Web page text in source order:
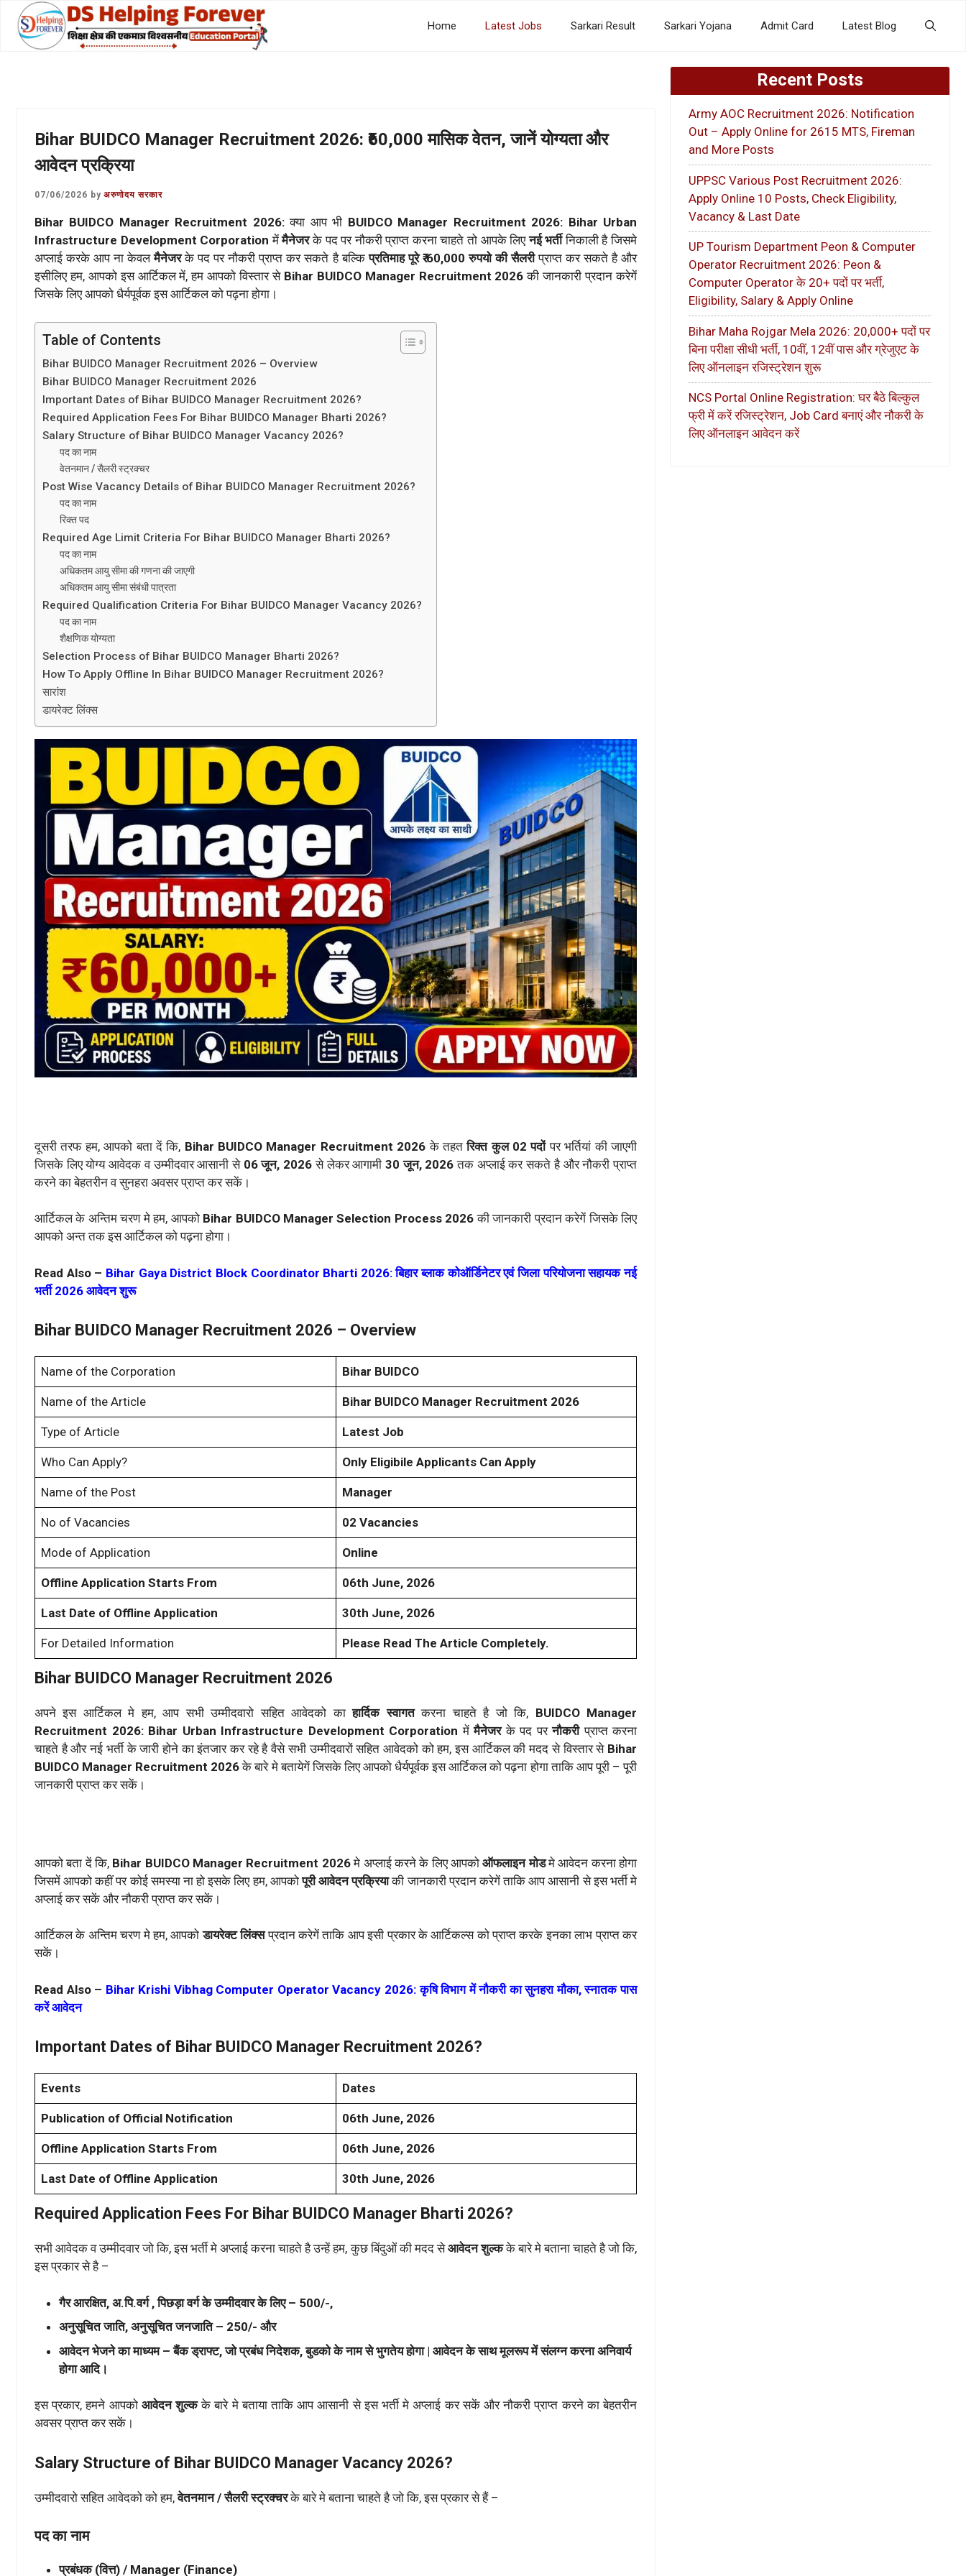
content
Home Latest Jobs Sarkari Result Sarkari Yojana Admit Card Latest Blog
Bihar BUIDCO Manager Recruitment 2026: ₹60,000 मासिक वेतन, जानें योग्यता और
आवेदन प्रक्रिया
07/06/2026 byअरुणोदय सरकार
Bihar BUIDCO Manager Recruitment 2026:क्या आप भी BUIDCO Manager Recruitment 2026: Bihar Urban
Infrastructure Development Corporationमेंमैनेजरके पद पर नौकरी प्राप्त करना चाहते तो आपके लिएनई भर्तीनिकाली है जिसमे
अप्लाई करके आप ना केवलमैनेजरके पद पर नौकरी प्राप्त कर सकते है बल्किप्रतिमाह पूरे ₹ 60,000 रुपयो की सैलरीप्राप्त कर सकते है और
इसीलिए हम, आपको इस आर्टिकल में, हम आपको विस्तार से Bihar BUIDCO Manager Recruitment 2026की जानकारी प्रदान करेगें
जिसके लिए आपको धैर्यपूर्वक इस आर्टिकल को पढ़ना होगा।
Table of Contents
Bihar BUIDCO Manager Recruitment 2026 – Overview
Bihar BUIDCO Manager Recruitment 2026
Important Dates of Bihar BUIDCO Manager Recruitment 2026?
Required Application Fees For Bihar BUIDCO Manager Bharti 2026?
Salary Structure of Bihar BUIDCO Manager Vacancy 2026?
पद का नाम
वेतनमान / सैलरी स्ट्रक्चर
Post Wise Vacancy Details of Bihar BUIDCO Manager Recruitment 2026?
पद का नाम
रिक्त पद
Required Age Limit Criteria For Bihar BUIDCO Manager Bharti 2026?
पद का नाम
अधिकतम आयु सीमा की गणना की जाएगी
अधिकतम आयु सीमा संबंधी पात्रता
Required Qualification Criteria For Bihar BUIDCO Manager Vacancy 2026?
पद का नाम
शैक्षणिक योग्यता
Selection Process of Bihar BUIDCO Manager Bharti 2026?
How To Apply Offline In Bihar BUIDCO Manager Recruitment 2026?
सारांश
डायरेक्ट लिंक्स
दूसरी तरफ हम, आपको बता दें कि, Bihar BUIDCO Manager Recruitment 2026के तहतरिक्त कुल 02 पदोंपर भर्तियां की जाएगी
जिसके लिए योग्य आवेदक व उम्मीदवार आसानी से 06 जून, 2026से लेकर आगामी 30 जून, 2026तक अप्लाई कर सकते है और नौकरी प्राप्त
करने का बेहतरीन व सुनहरा अवसर प्राप्त कर सकें।
आर्टिकल के अन्तिम चरण मे हम, आपको Bihar BUIDCO Manager Selection Process 2026 की जानकारी प्रदान करेगें जिसके लिए
आपको अन्त तक इस आर्टिकल को पढ़ना होगा।
Read Also – Bihar Gaya District Block Coordinator Bharti 2026: बिहार ब्लाक कोऑर्डिनेटर एवं जिला परियोजना सहायक नई
भर्ती 2026 आवेदन शुरू
Bihar BUIDCO Manager Recruitment 2026 – Overview
Name of the Corporation Bihar BUIDCO
Name of the Article Bihar BUIDCO Manager Recruitment 2026
Type of Article Latest Job
Who Can Apply? Only Eligibile Applicants Can Apply
Name of the Post Manager
No of Vacancies 02 Vacancies
Mode of Application Online
Offline Application Starts From 06th June, 2026
Last Date of Offline Application 30th June, 2026
For Detailed Information Please Read The Article Completely.
Bihar BUIDCO Manager Recruitment 2026
अपने इस आर्टिकल मे हम, आप सभी उम्मीदवारो सहित आवेदको काहार्दिक स्वागतकरना चाहते है जो कि, BUIDCO Manager
Recruitment 2026: Bihar Urban Infrastructure Development Corporationमेंमैनेजरके पद परनौकरीप्राप्त करना
चाहते है और नई भर्ती के जारी होने का इंतजार कर रहे है वैसे सभी उम्मीदवारों सहित आवेदको को हम, इस आर्टिकल की मदद से विस्तार से Bihar
BUIDCO Manager Recruitment 2026के बारे मे बतायेगें जिसके लिए आपको धैर्यपूर्वक इस आर्टिकल को पढ़ना होगा ताकि आप पूरी – पूरी
जानकारी प्राप्त कर सकें।
आपको बता दें कि, Bihar BUIDCO Manager Recruitment 2026मे अप्लाई करने के लिए आपकोऑफलाइन मोडमे आवेदन करना होगा
जिसमें आपको कहीं पर कोई समस्या ना हो इसके लिए हम, आपकोपूरी आवेदन प्रक्रियाकी जानकारी प्रदान करेगें ताकि आप आसानी से इस भर्ती मे
अप्लाई कर सकें और नौकरी प्राप्त कर सकें।
आर्टिकल के अन्तिम चरण मे हम, आपको डायरेक्ट लिंक्सप्रदान करेगें ताकि आप इसी प्रकार के आर्टिकल्स को प्राप्त करके इनका लाभ प्राप्त कर
सकें।
Read Also – Bihar Krishi Vibhag Computer Operator Vacancy 2026: कृषि विभाग में नौकरी का सुनहरा मौका, स्नातक पास
करें आवेदन
Important Dates of Bihar BUIDCO Manager Recruitment 2026?
Events Dates
Publication of Official Notification 06th June, 2026
Offline Application Starts From 06th June, 2026
Last Date of Offline Application 30th June, 2026
Required Application Fees For Bihar BUIDCO Manager Bharti 2026?
सभी आवेदक व उम्मीदवार जो कि, इस भर्ती मे अप्लाई करना चाहते है उन्हें हम, कुछ बिंदुओं की मदद सेआवेदन शुल्कके बारे मे बताना चाहते है जो कि,
इस प्रकार से है –
गैर आरक्षित, अ.पि.वर्ग , पिछड़ा वर्ग के उम्मीदवार के लिए – 500/-,
अनुसूचित जाति, अनुसूचित जनजाति – 250/- और
आवेदन भेजने का माध्यम – बैंक ड्राफ्ट, जो प्रबंध निदेशक, बुडको के नाम से भुगतेय होगा | आवेदन के साथ मूलरूप में संलग्न करना अनिवार्य
होगा आदि।
इस प्रकार, हमने आपकोआवेदन शुल्कके बारे मे बताया ताकि आप आसानी से इस भर्ती मे अप्लाई कर सकें और नौकरी प्राप्त करने का बेहतरीन
अवसर प्राप्त कर सकें।
Salary Structure of Bihar BUIDCO Manager Vacancy 2026?
उम्मीदवारो सहित आवेदको को हम,वेतनमान / सैलरी स्ट्रक्चरके बारे मे बताना चाहते है जो कि, इस प्रकार से हैं –
पद का नाम
प्रबंधक (वित्त) / Manager (Finance)
Recent Posts
Army AOC Recruitment 2026: Notification
Out – Apply Online for 2615 MTS, Fireman
and More Posts
UPPSC Various Post Recruitment 2026:
Apply Online 10 Posts, Check Eligibility,
Vacancy & Last Date
UP Tourism Department Peon & Computer
Operator Recruitment 2026: Peon &
Computer Operator के 20+ पदों पर भर्ती,
Eligibility, Salary & Apply Online
Bihar Maha Rojgar Mela 2026: 20,000+ पदों पर
बिना परीक्षा सीधी भर्ती, 10वीं, 12वीं पास और ग्रेजुएट के
लिए ऑनलाइन रजिस्ट्रेशन शुरू
NCS Portal Online Registration: घर बैठे बिल्कुल
फ्री में करें रजिस्ट्रेशन, Job Card बनाएं और नौकरी के
लिए ऑनलाइन आवेदन करें